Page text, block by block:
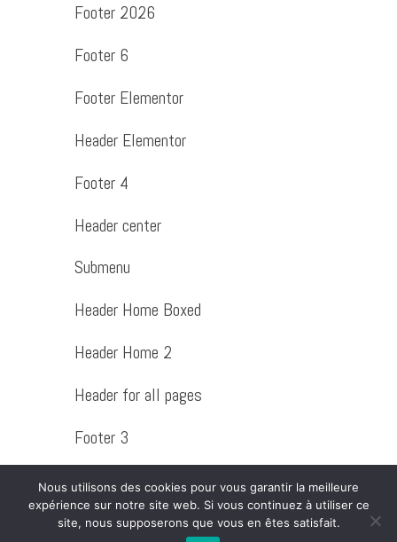
Footer 2026
Footer 6
Footer Elementor
Header Elementor
Footer 4
Header center
Submenu
Header Home Boxed
Header Home 2
Header for all pages
Footer 3
Footer 2
Nous utilisons des cookies pour vous garantir la meilleure
expérience sur notre site web. Si vous continuez à utiliser ce
site, nous supposerons que vous en êtes satisfait.